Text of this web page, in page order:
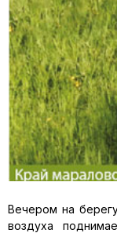
Вечером на
воздуха